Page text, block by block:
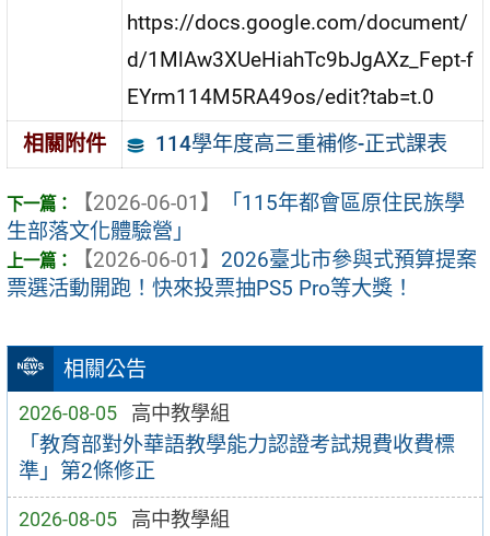
相關公告
2026-08-05 高中教學組
「教育部對外華語教學能力認證考試規費收費標
準」第2條修正
2026-08-05 高中教學組
https://docs.google.com/document/
d/1MlAw3XUeHiahTc9bJgAXz_Fept-f
EYrm114M5RA49os/edit?tab=t.0
相關附件
114學年度高三重補修-正式課表
【2026-06-01】
「115年都會區原住民族學
生部落文化體驗營」
【2026-06-01】 2026臺北市參與式預算提案
票選活動開跑！快來投票抽PS5 Pro等大獎！